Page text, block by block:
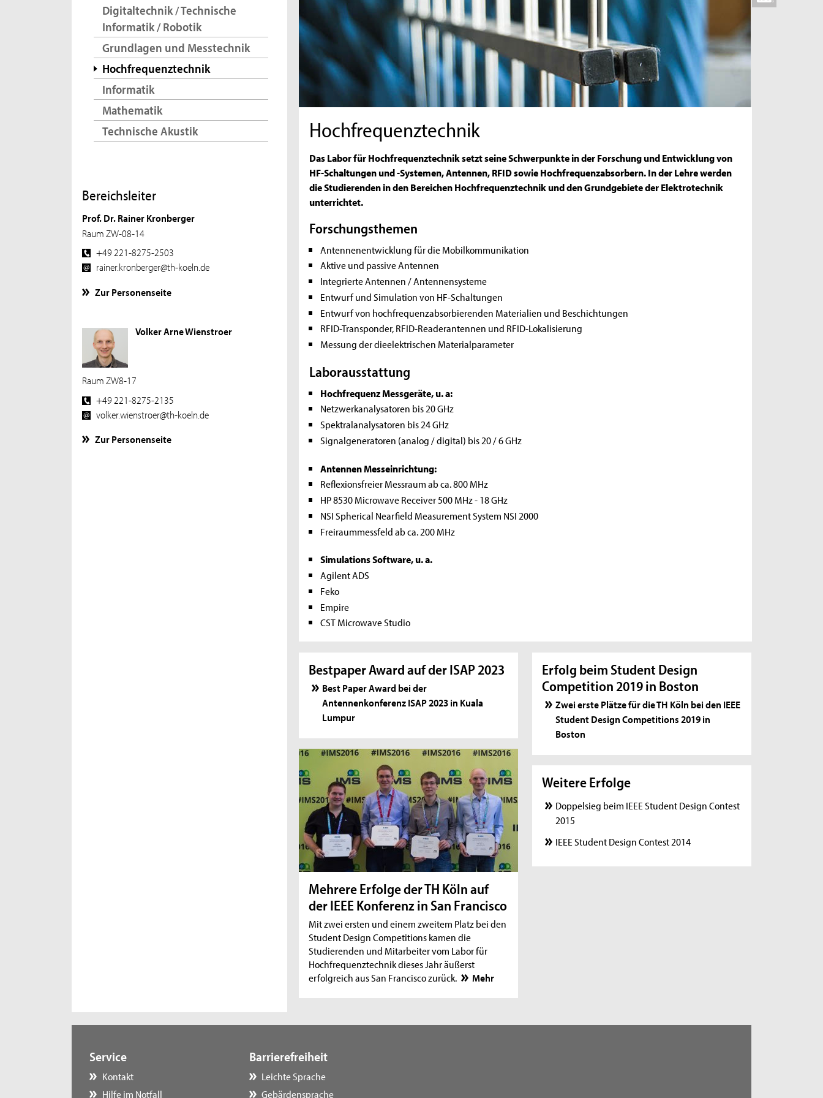
Digitaltechnik / Technische
Informatik / Robotik
Grundlagen und Messtechnik
Hochfrequenztechnik
Informatik
Mathematik
Technische Akustik
Bereichsleiter
Prof. Dr. Rainer Kronberger
Raum ZW-08-14
+49 221-8275-2503
rainer.kronberger@th-koeln.de
Zur Personenseite
Volker Arne Wienstroer
Raum ZW8-17
+49 221-8275-2135
volker.wienstroer@th-koeln.de
Zur Personenseite
Hochfrequenztechnik
Das Labor für Hochfrequenztechnik setzt seine Schwerpunkte in der Forschung und Entwicklung von
HF-Schaltungen und -Systemen, Antennen, RFID sowie Hochfrequenzabsorbern. In der Lehre werden
die Studierenden in den Bereichen Hochfrequenztechnik und den Grundgebiete der Elektrotechnik
unterrichtet.
Forschungsthemen
Antennenentwicklung für die Mobilkommunikation
Aktive und passive Antennen
Integrierte Antennen / Antennensysteme
Entwurf und Simulation von HF-Schaltungen
Entwurf von hochfrequenzabsorbierenden Materialien und Beschichtungen
RFID-Transponder, RFID-Readerantennen und RFID-Lokalisierung
Messung der dieelektrischen Materialparameter
Laborausstattung
Hochfrequenz Messgeräte, u. a:
Netzwerkanalysatoren bis 20 GHz
Spektralanalysatoren bis 24 GHz
Signalgeneratoren (analog / digital) bis 20 / 6 GHz
Antennen Messeinrichtung:
Reflexionsfreier Messraum ab ca. 800 MHz
HP 8530 Microwave Receiver 500 MHz - 18 GHz
NSI Spherical Nearfield Measurement System NSI 2000
Freiraummessfeld ab ca. 200 MHz
Simulations Software, u. a.
Agilent ADS
Feko
Empire
CST Microwave Studio
Bestpaper Award auf der ISAP 2023
Best Paper Award bei der
Antennenkonferenz ISAP 2023 in Kuala
Lumpur
Erfolg beim Student Design
Competition 2019 in Boston
Zwei erste Plätze für die TH Köln bei den IEEE
Student Design Competitions 2019 in
Boston
Mehrere Erfolge der TH Köln auf
der IEEE Konferenz in San Francisco
Mit zwei ersten und einem zweitem Platz bei den
Student Design Competitions kamen die
Studierenden und Mitarbeiter vom Labor für
Hochfrequenztechnik dieses Jahr äußerst
erfolgreich aus San Francisco zurück.
Mehr
Weitere Erfolge
Doppelsieg beim IEEE Student Design Contest
2015
IEEE Student Design Contest 2014
Service
Kontakt
Hilfe im Notfall
Barrierefreiheit
Leichte Sprache
Gebärdensprache